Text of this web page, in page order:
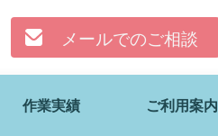
作業実績 ご利用案内
メールでのご相談